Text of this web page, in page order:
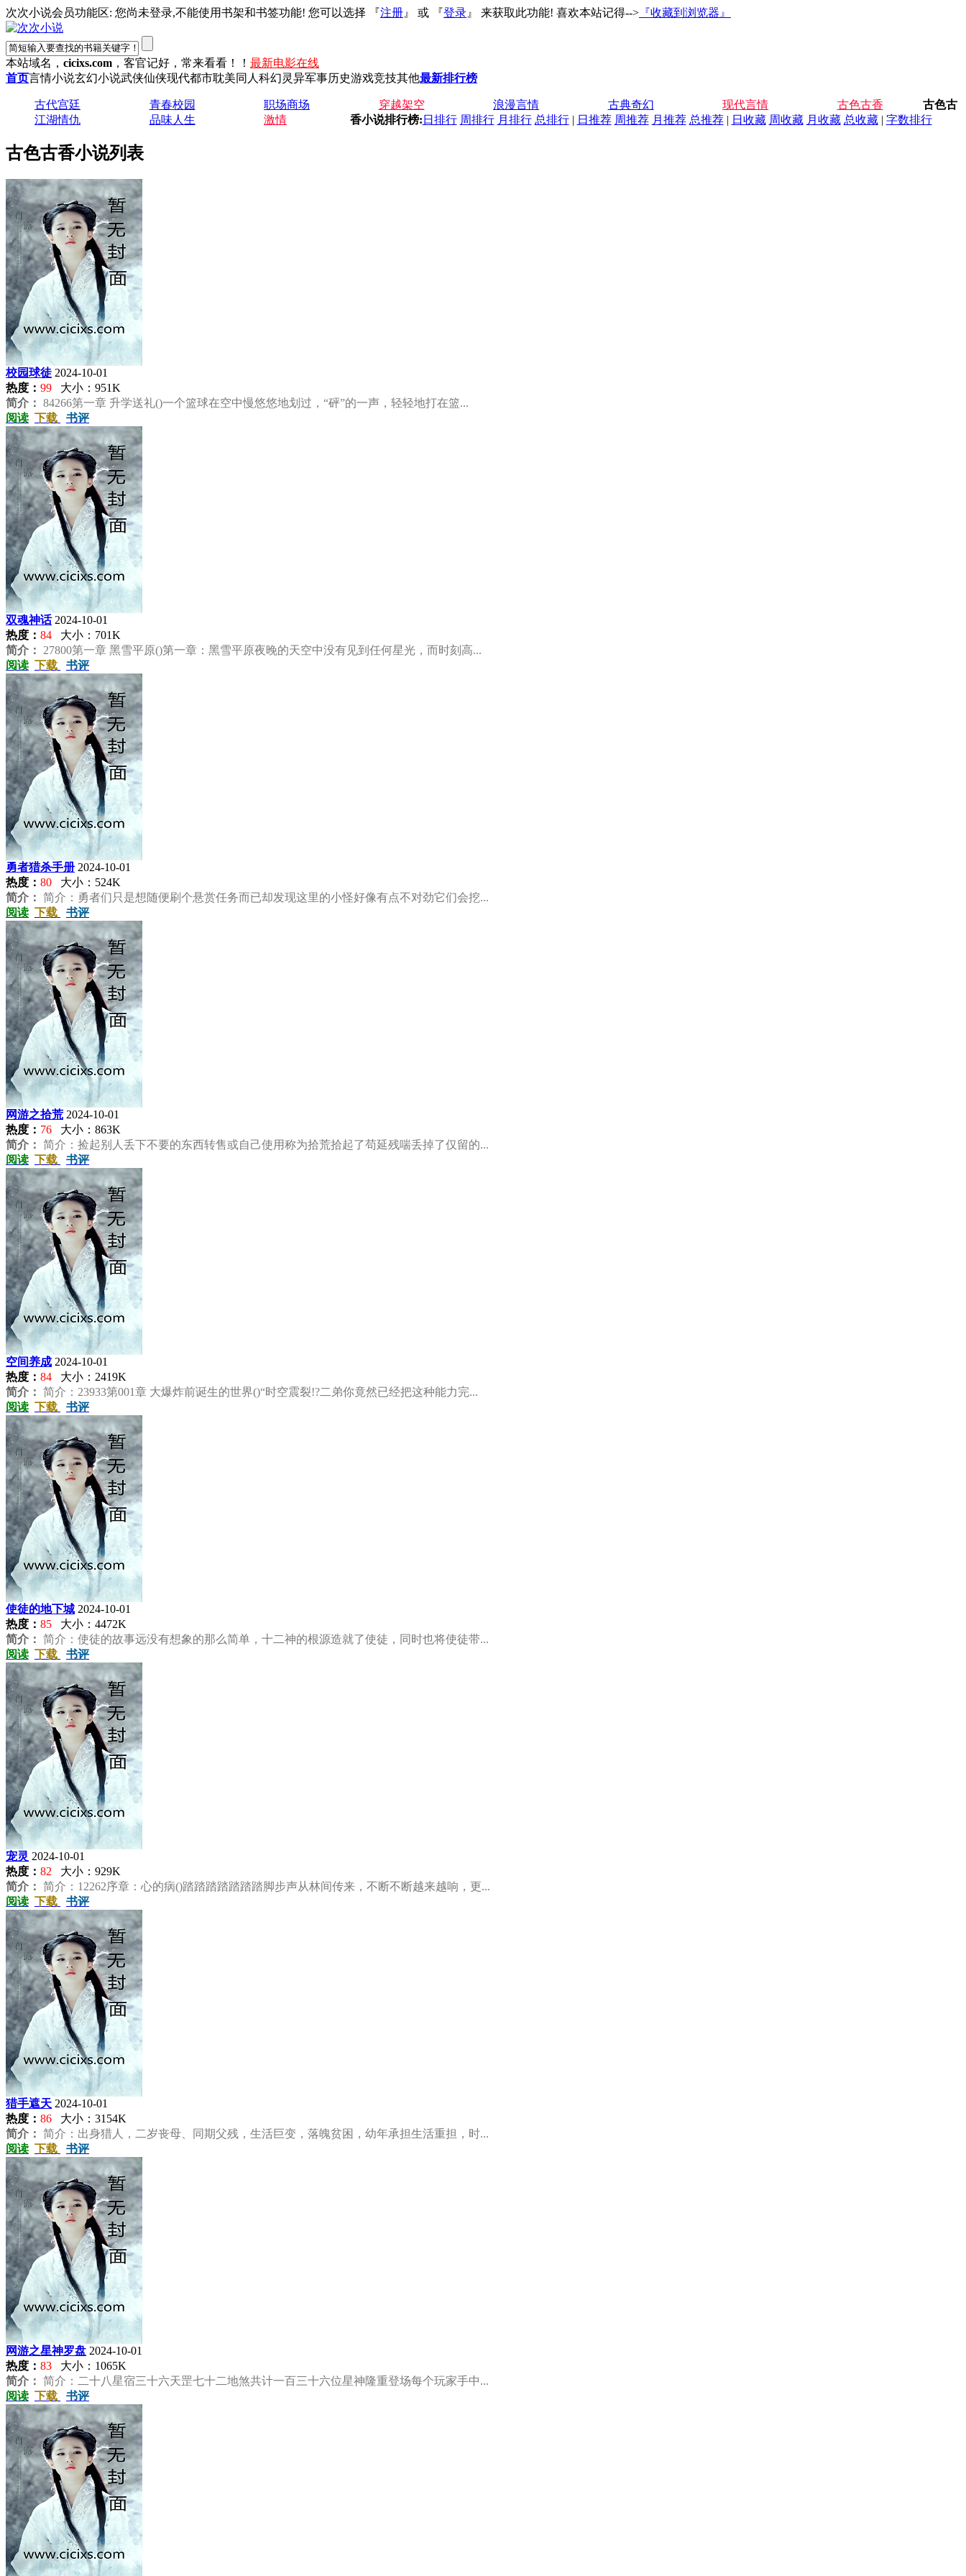
次次小说会员功能区: 您尚未登录,不能使用书架和书签功能! 您可以选择 『注册 』 或 『登录 』 来获取此功能! 喜欢本站记得--> 『收藏到浏览器』
本站域名， cicixs.com ，客官记好，常来看看！！ 最新电影在线
首页言情小说玄幻小说武侠仙侠现代都市耽美同人 科幻灵异军事历史游戏竞技其他最新排行榜
古代宫廷 青春校园 职场商场 穿越架空 浪漫言情 古典奇幻 现代言情
古色古香
江湖情仇
品味人生 激情
古色古
香小说排行榜: 日排行 周排行 月排行 总排行| 日推荐 周推荐 月推荐 总推荐| 日收藏 周收藏 月收藏 总收藏| 字数排行
古色古香小说列表
校园球徒 2024-10-01
热度： 99 大小：951K
简介： 84266第一章 升学送礼()一个篮球在空中慢悠悠地划过，“砰”的一声，轻轻地打在篮...
阅读 下载 书评
双魂神话 2024-10-01
热度： 84 大小：701K
简介：
27800第一章 黑雪平原()第一章：黑雪平原夜晚的天空中没有见到任何星光，而时刻高...
阅读 下载 书评
勇者猎杀手册 2024-10-01
热度： 80 大小：524K
简介： 简介：勇者们只是想随便刷个悬赏任务而已却发现这里的小怪好像有点不对劲它们会挖...
阅读 下载 书评
网游之拾荒 2024-10-01
热度： 76 大小：863K
简介： 简介：捡起别人丢下不要的东西转售或自己使用称为拾荒拾起了苟延残喘丢掉了仅留的...
阅读 下载 书评
空间养成 2024-10-01
热度： 84 大小：2419K
简介： 简介：23933第001章 大爆炸前诞生的世界()“时空震裂!?二弟你竟然已经把这种能力完...
阅读 下载 书评
使徒的地下城 2024-10-01
热度： 85 大小：4472K
简介： 简介：使徒的故事远没有想象的那么简单，十二神的根源造就了使徒，同时也将使徒带...
阅读 下载 书评
宠灵 2024-10-01
热度： 82 大小：929K
简介： 简介：12262序章：心的病()踏踏踏踏踏踏踏脚步声从林间传来，不断不断越来越响，更...
阅读 下载 书评
猎手遮天 2024-10-01
热度： 86 大小：3154K
简介： 简介：出身猎人，二岁丧母、同期父残，生活巨变，落魄贫困，幼年承担生活重担，时...
阅读 下载 书评
网游之星神罗盘 2024-10-01
热度： 83 大小：1065K
简介： 简介：二十八星宿三十六天罡七十二地煞共计一百三十六位星神隆重登场每个玩家手中...
阅读 下载 书评